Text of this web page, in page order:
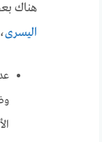
هناك
اليسرى